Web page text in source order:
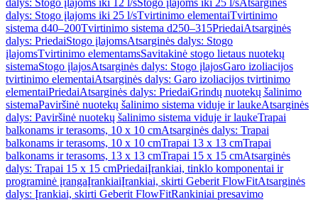
dalys: Stogo įlajoms iki 12 l/sStogo įlajoms iki 25 l/sAtsarginės
dalys: Stogo įlajoms iki 25 l/sTvirtinimo elementaiTvirtinimo
sistema d40–200Tvirtinimo sistema d250–315PriedaiAtsarginės
dalys: PriedaiStogo įlajomsAtsarginės dalys: Stogo
įlajomsTvirtinimo elementamsSavitakinė stogo lietaus nuotekų
sistemaStogo įlajosAtsarginės dalys: Stogo įlajosGaro izoliacijos
tvirtinimo elementaiAtsarginės dalys: Garo izoliacijos tvirtinimo
elementaiPriedaiAtsarginės dalys: PriedaiGrindų nuotekų šalinimo
sistemaPaviršinė nuotekų šalinimo sistema viduje ir laukeAtsarginės
dalys: Paviršinė nuotekų šalinimo sistema viduje ir laukeTrapai
balkonams ir terasoms, 10 x 10 cmAtsarginės dalys: Trapai
balkonams ir terasoms, 10 x 10 cmTrapai 13 x 13 cmTrapai
balkonams ir terasoms, 13 x 13 cmTrapai 15 x 15 cmAtsarginės
dalys: Trapai 15 x 15 cmPriedaiĮrankiai, tinklo komponentai ir
programinė įrangaĮrankiaiĮrankiai, skirti Geberit FlowFitAtsarginės
dalys: Įrankiai, skirti Geberit FlowFitRankiniai presavimo